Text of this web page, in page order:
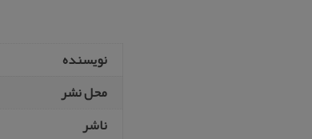
نویسنده
محل نشر
ناشر